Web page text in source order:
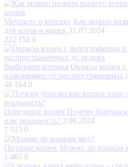
Мечтаете о котенке Как можно
для котов и кошек 31.07.2024
222 151 0
Выбираем котенка Окрасы кошек
названиями: от распространенных
48 184 0
Поведение кошек Почему
или реальность? 2.08.2024
7 513 0
Питание кошек Можно ли кошкам
1 465 0